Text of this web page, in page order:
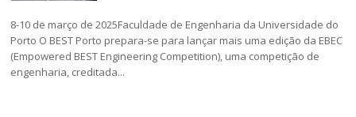
8-10 de março de 2025Faculdade de Engenharia da Universidade do
Porto O BEST Porto prepara-se para lançar mais uma edição da EBEC
(Empowered BEST Engineering Competition), uma competição de
engenharia, creditada...